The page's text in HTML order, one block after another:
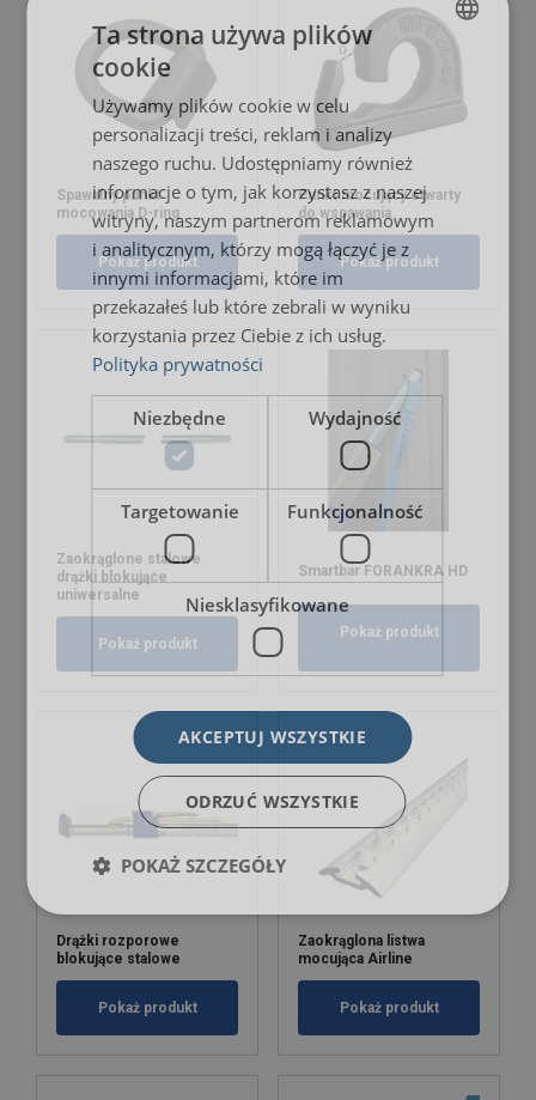
Spawalny punkt
mocowania D-ring
Pokaż produkt
Punkt mocujący otwarty
do wspawania
Pokaż produkt
Zaokrąglone stalowe
drążki blokujące
uniwersalne
Pokaż produkt
Smartbar FORANKRA HD
Pokaż produkt
Drążki rozporowe
blokujące stalowe
Pokaż produkt
Zaokrąglona listwa
mocująca Airline
Pokaż produkt
POLISH
ENGLISH TRANSLATION
Ta strona używa plików
cookie
Używamy plików cookie w celu
personalizacji treści, reklam i analizy
naszego ruchu. Udostępniamy również
informacje o tym, jak korzystasz z naszej
witryny, naszym partnerom reklamowym
i analitycznym, którzy mogą łączyć je z
innymi informacjami, które im
przekazałeś lub które zebrali w wyniku
korzystania przez Ciebie z ich usług.
Polityka prywatności
Niezbędne Wydajność
Targetowanie Funkcjonalność
Niesklasyfikowane
AKCEPTUJ WSZYSTKIE
ODRZUĆ WSZYSTKIE
POKAŻ SZCZEGÓŁY